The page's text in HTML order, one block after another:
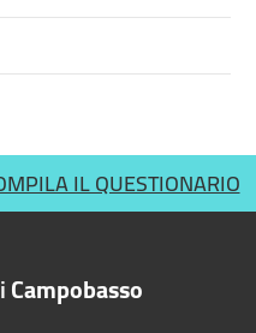
IL QUESTIONARIO
Campobasso